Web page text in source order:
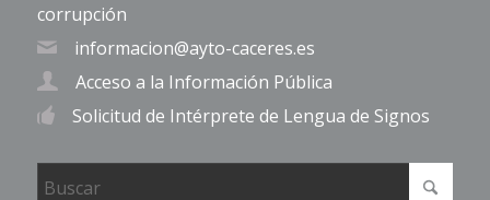
corrupción
informacion@ayto-caceres.es
Acceso a la Información Pública
Solicitud de Intérprete de Lengua de Signos